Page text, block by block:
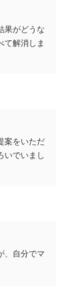
果がどうな
て解消しま
案をいただ
いでいまし
、自分でマ